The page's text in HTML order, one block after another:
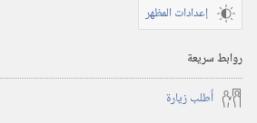
إعدادات المظهر
روابط سريعة
أُطلب زيارة